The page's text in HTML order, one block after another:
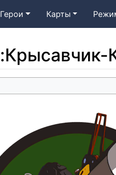
Герои Карты
:Крысавчик-